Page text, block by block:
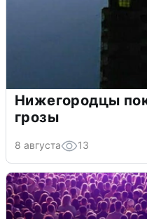
Нижегородцы
грозы
8 августа 13